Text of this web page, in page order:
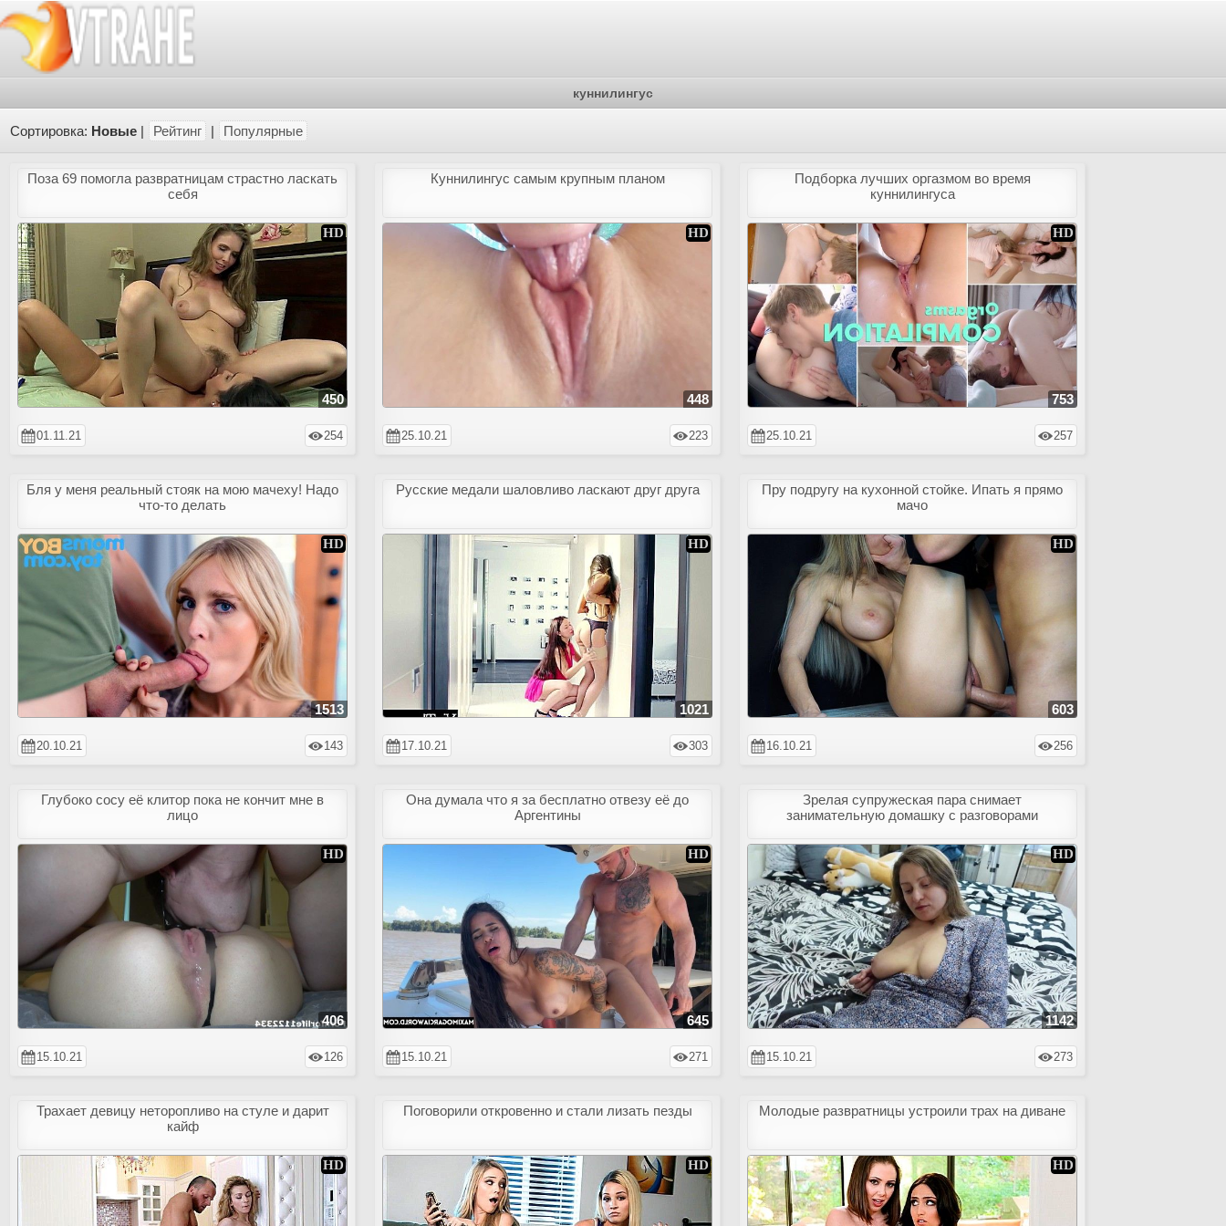
куннилингус
Сортировка: Новые | Рейтинг | Популярные
Поза 69 помогла развратницам страстно ласкать
себя
450
01.11.21 254
Куннилингус самым крупным планом
448
25.10.21 223
Подборка лучших оргазмом во время
куннилингуса
753
25.10.21 257
Бля у меня реальный стояк на мою мачеху! Надо
что-то делать
1513
20.10.21 143
Русские медали шаловливо ласкают друг друга
1021
17.10.21 303
Пру подругу на кухонной стойке. Ипать я прямо
мачо
603
16.10.21 256
Глубоко сосу её клитор пока не кончит мне в
лицо
406
15.10.21 126
Она думала что я за бесплатно отвезу её до
Аргентины
645
15.10.21 271
Зрелая супружеская пара снимает
занимательную домашку с разговорами
1142
15.10.21 273
Трахает девицу неторопливо на стуле и дарит
кайф
Поговорили откровенно и стали лизать пезды Молодые развратницы устроили трах на диване